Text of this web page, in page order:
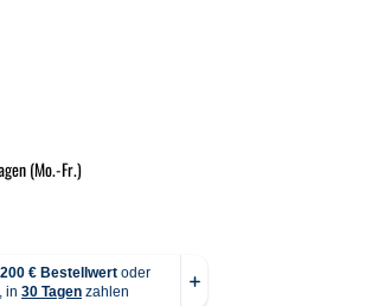
(Mo.-Fr.)